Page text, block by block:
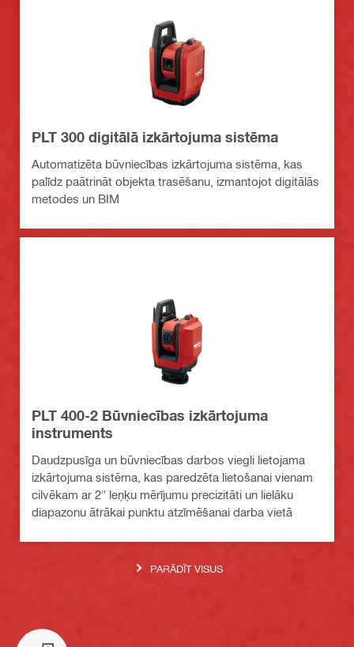
PLT 300 digitālā izkārtojuma sistēma
Automatizēta būvniecības izkārtojuma sistēma, kas
palīdz paātrināt objekta trasēšanu, izmantojot digitālās
metodes un BIM
PLT 400-2 Būvniecības izkārtojuma
instruments
Daudzpusīga un būvniecības darbos viegli lietojama
izkārtojuma sistēma, kas paredzēta lietošanai vienam
cilvēkam ar 2" leņķu mērījumu precizitāti un lielāku
diapazonu ātrākai punktu atzīmēšanai darba vietā
PARĀDĪT VISUS